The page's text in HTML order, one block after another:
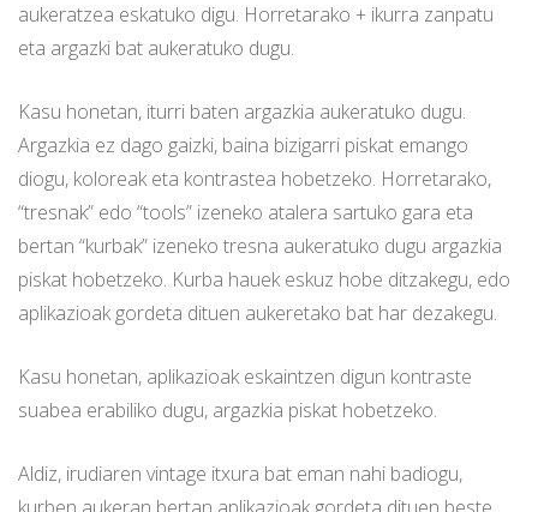
aukeratzea eskatuko digu. Horretarako + ikurra zanpatu
eta argazki bat aukeratuko dugu.
Kasu honetan, iturri baten argazkia aukeratuko dugu.
Argazkia ez dago gaizki, baina bizigarri piskat emango
diogu, koloreak eta kontrastea hobetzeko. Horretarako,
“tresnak” edo “tools” izeneko atalera sartuko gara eta
bertan “kurbak” izeneko tresna aukeratuko dugu argazkia
piskat hobetzeko. Kurba hauek eskuz hobe ditzakegu, edo
aplikazioak gordeta dituen aukeretako bat har dezakegu.
Kasu honetan, aplikazioak eskaintzen digun kontraste
suabea erabiliko dugu, argazkia piskat hobetzeko.
Aldiz, irudiaren vintage itxura bat eman nahi badiogu,